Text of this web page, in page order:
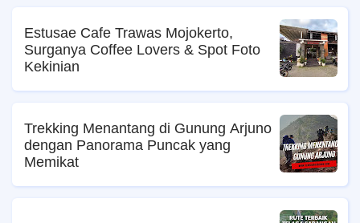
Estusae Cafe Trawas Mojokerto,
Surganya Coffee Lovers & Spot Foto
Kekinian
Trekking Menantang di Gunung Arjuno
dengan Panorama Puncak yang
Memikat